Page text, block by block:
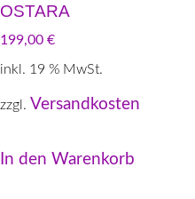
OSTARA
199,00 €
inkl. 19 % MwSt.
zzgl. Versandkosten
In den Warenkorb